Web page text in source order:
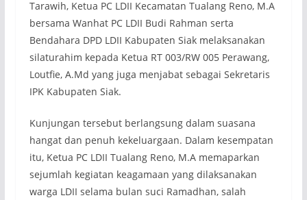
Tarawih, Ketua PC LDII Kecamatan Tualang Reno, M.A
bersama Wanhat PC LDII Budi Rahman serta
Bendahara DPD LDII Kabupaten Siak melaksanakan
silaturahim kepada Ketua RT 003/RW 005 Perawang,
Loutfie, A.Md yang juga menjabat sebagai Sekretaris
IPK Kabupaten Siak.
Kunjungan tersebut berlangsung dalam suasana
hangat dan penuh kekeluargaan. Dalam kesempatan
itu, Ketua PC LDII Tualang Reno, M.A memaparkan
sejumlah kegiatan keagamaan yang dilaksanakan
warga LDII selama bulan suci Ramadhan, salah